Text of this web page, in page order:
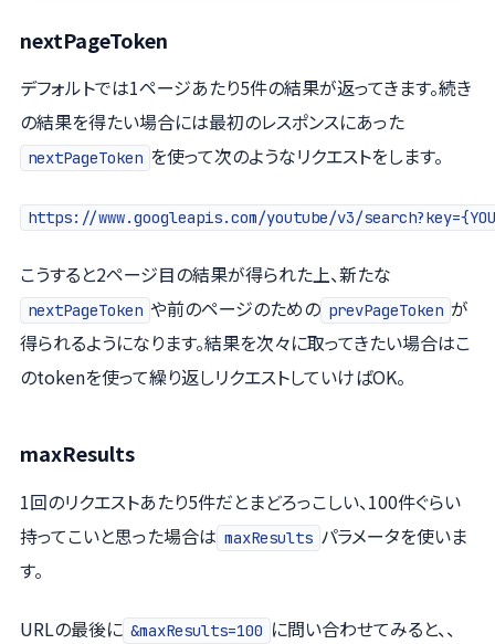
nextPageToken
デフォルトでは1ページあたり5件の結果が返ってきます。続き
の結果を得たい場合には最初のレスポンスにあった
nextPageToken を使って次のようなリクエストをします。
https://www.googleapis.com/youtube/v3/
こうすると2ページ目の結果が得られた上、新たな
nextPageToken や前のページのための prevPageToken が
得られるようになります。結果を次々に取ってきたい場合はこ
のtokenを使って繰り返しリクエストしていけばOK。
maxResults
1回のリクエストあたり5件だとまどろっこしい、100件ぐらい
持ってこいと思った場合は maxResults パラメータを使いま
す。
URLの最後に &maxResults=100 に問い合わせてみると、、